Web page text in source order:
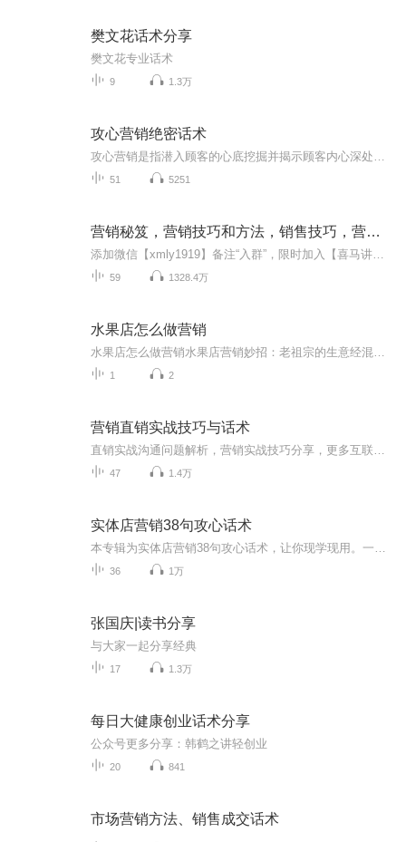
樊文花话术分享
樊文花专业话术
9 1.3万
攻心营销绝密话术
51 5251
营销秘笈，营销技巧和方法，销售技巧，营销话术
59 1328.4万
水果店怎么做营销
1 2
营销直销实战技巧与话术
47 1.4万
实体店营销38句攻心话术
36 1万
张国庆|读书分享
与大家一起分享经典
17 1.3万
每日大健康创业话术分享
公众号更多分享：韩鹤之讲轻创业
20 841
市场营销方法、销售成交话术